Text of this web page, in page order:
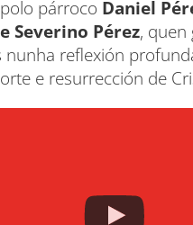
párroco Daniel
Severino Pérez, quen
nunha reflexión
e resurrección de